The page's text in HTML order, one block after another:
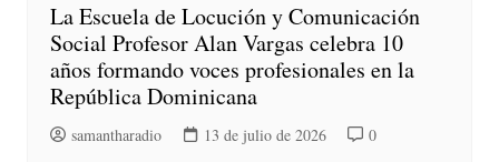
La Escuela de Locución y Comunicación
Social Profesor Alan Vargas celebra 10
años formando voces profesionales en la
República Dominicana
samantharadio 13 de julio de 2026 0